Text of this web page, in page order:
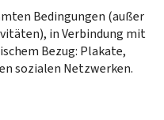
Bedingungen (außer
in Verbindung mit
Bezug: Plakate,
sozialen Netzwerken.